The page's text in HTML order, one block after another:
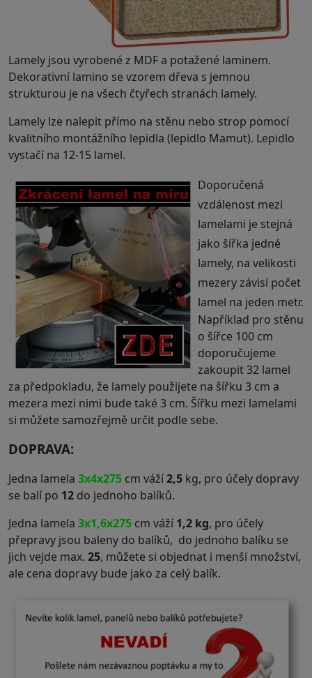
Lamely jsou vyrobené z MDF a potažené laminem.
Dekorativní lamino se vzorem dřeva s jemnou
strukturou je na všech čtyřech stranách lamely.
Lamely lze nalepit přímo na stěnu nebo strop pomocí
kvalitního montážního lepidla (lepidlo Mamut). Lepidlo
vystačí na 12-15 lamel.
Doporučená
vzdálenost mezi
lamelami je stejná
jako šířka jedné
lamely, na velikosti
mezery závisí počet
lamel na jeden metr.
Například pro stěnu
o šířce 100 cm
doporučujeme
zakoupit 32 lamel
za předpokladu, že lamely použijete na šířku 3 cm a
mezera mezi nimi bude také 3 cm. Šířku mezi lamelami
si můžete samozřejmě určit podle sebe.
DOPRAVA:
Jedna lamela 3x4x275 cm váží2,5 kg, pro účely dopravy
se balí po 12 do jednoho balíků.
Jedna lamela 3x1,6x275 cm váží 1,2 kg, pro účely
přepravy jsou baleny do balíků, do jednoho balíku se
jich vejde max. 25, můžete si objednat i menší množství,
ale cena dopravy bude jako za celý balík.